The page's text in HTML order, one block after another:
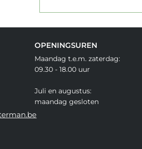
OPENINGSUREN
Maandag t.e.m. zaterdag:
09.30 - 18.00 uur
Juli en augustus:
maandag gesloten